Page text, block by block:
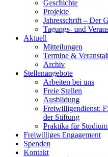
Geschichte
Projekte
Jahresschrift – Der
Tagungs- und
Aktuell
Mitteilungen
Termine &
Archiv
Stellenangebote
Arbeiten bei uns
Freie Stellen
Ausbildung
Freiwilligendienst:
der Stiftung
Praktika für
Freiwilliges Engagement
Spenden
Kontakt